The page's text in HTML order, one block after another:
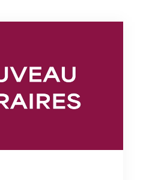
secrétariat dès le 1er août